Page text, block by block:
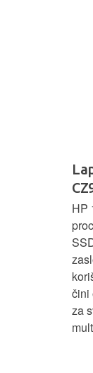
HP
čini
za